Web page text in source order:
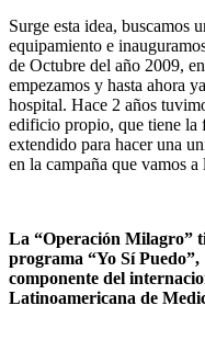
Surge esta idea, buscamos
equipamiento e
de Octubre del año 2009,
empezamos y hasta ahora
hospital. Hace 2 años
edificio propio, que tiene la
extendido para hacer una
en la campaña que vamos a
La “Operación Milagro”
programa “Yo Sí
componente del
Latinoamericana de